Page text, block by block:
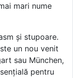
mari nume
și stupoare.
un nou venit
sau München,
pentru